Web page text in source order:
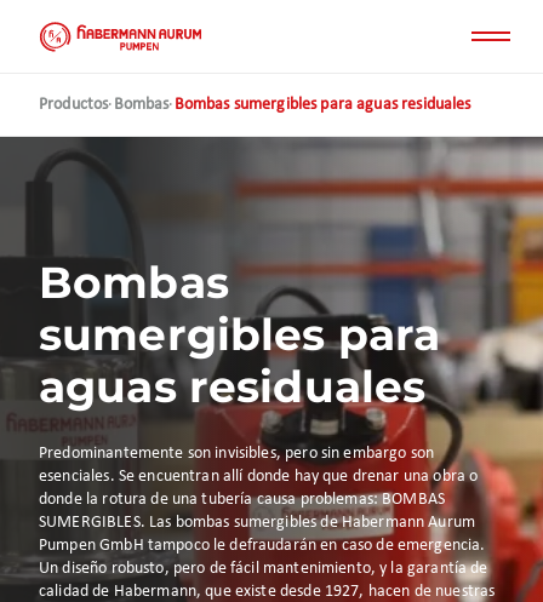
contenido
Productos· Bombas· Bombas sumergibles para aguas residuales
Bombas
sumergibles para
aguas residuales
Predominantemente son invisibles, pero sin embargo son
esenciales. Se encuentran allí donde hay que drenar una obra o
donde la rotura de una tubería causa problemas: BOMBAS
SUMERGIBLES. Las bombas sumergibles de Habermann Aurum
Pumpen GmbH tampoco le defraudarán en caso de emergencia.
Un diseño robusto, pero de fácil mantenimiento, y la garantía de
calidad de Habermann, que existe desde 1927, hacen de nuestras